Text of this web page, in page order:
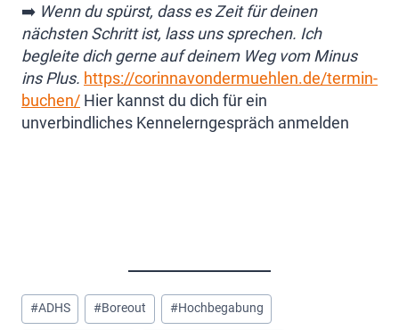
➡️ Wenn du spürst, dass es Zeit für deinen
nächsten Schritt ist, lass uns sprechen. Ich
begleite dich gerne auf deinem Weg vom Minus
ins Plus. https://corinnavondermuehlen.de/termin-
buchen/ Hier kannst du dich für ein
unverbindliches Kennelerngespräch anmelden
Schlagworte:
#ADHS #Boreout #Hochbegabung